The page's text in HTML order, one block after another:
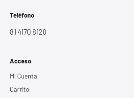
Teléfono
81 4170 8128
Acceso
Mi Cuenta
Carrito